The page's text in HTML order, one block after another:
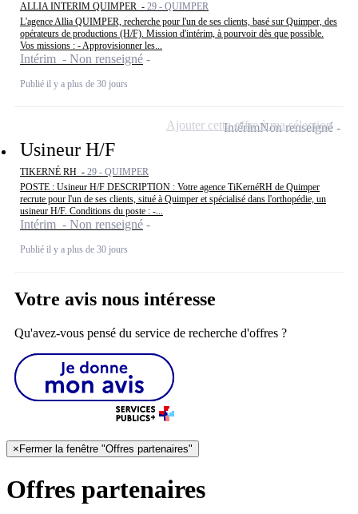
ALLIA INTERIM QUIMPER - 29 - QUIMPER
L'agence Allia QUIMPER, recherche pour l'un de ses clients, basé sur Quimper, des
opérateurs de productions (H/F). Mission d'intérim, à pourvoir dès que possible.
Vos missions : - Approvisionner les...
Intérim - Non renseigné
Publié il y a plus de 30 jours
Usineur H/F
TIKERNÉ RH - 29 - QUIMPER
POSTE : Usineur H/F DESCRIPTION : Votre agence TiKernéRH de Quimper
recrute pour l'un de ses clients, situé à Quimper et spécialisé dans l'orthopédie, un
usineur H/F. Conditions du poste : -...
Intérim - Non renseigné
Publié il y a plus de 30 jours
IntérimNon renseigné
Ajouter cette offre à ma sélection
Votre avis nous intéresse
Qu'avez-vous pensé du service de recherche d'offres ?
× Fermer la fenêtre "Offres partenaires"
Offres partenaires